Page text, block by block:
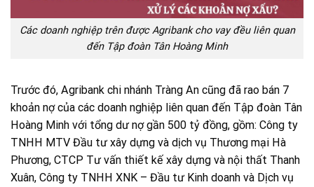
Các doanh nghiệp trên được Agribank cho vay đều liên quan
đến Tập đoàn Tân Hoàng Minh
Trước đó, Agribank chi nhánh Tràng An cũng đã rao bán 7
khoản nợ của các doanh nghiệp liên quan đến Tập đoàn Tân
Hoàng Minh với tổng dư nợ gần 500 tỷ đồng, gồm: Công ty
TNHH MTV Đầu tư xây dựng và dịch vụ Thương mại Hà
Phương, CTCP Tư vấn thiết kế xây dựng và nội thất Thanh
Xuân, Công ty TNHH XNK – Đầu tư Kinh doanh và Dịch vụ